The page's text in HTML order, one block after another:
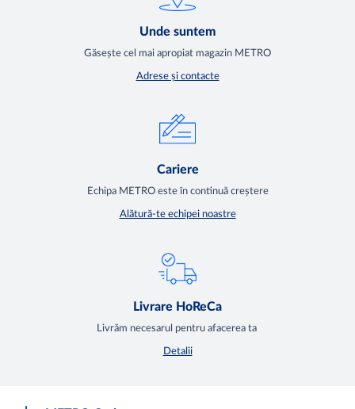
Unde suntem
Găsește cel mai apropiat magazin METRO
Adrese și contacte
Cariere
Echipa METRO este în continuă creștere
Alătură-te echipei noastre
Livrare HoReCa
Livrăm necesarul pentru afacerea ta
Detalii